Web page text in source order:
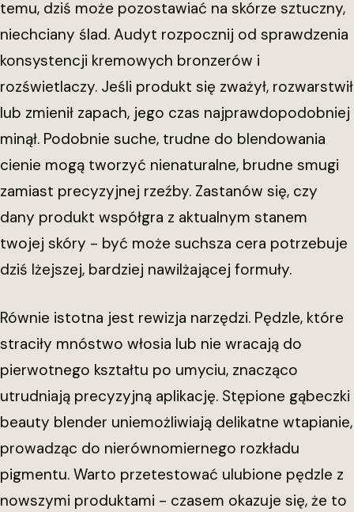
temu, dziś może pozostawiać na skórze sztuczny,
niechciany ślad. Audyt rozpocznij od sprawdzenia
konsystencji kremowych bronzerów i
rozświetlaczy. Jeśli produkt się zważył, rozwarstwił
lub zmienił zapach, jego czas najprawdopodobniej
minął. Podobnie suche, trudne do blendowania
cienie mogą tworzyć nienaturalne, brudne smugi
zamiast precyzyjnej rzeźby. Zastanów się, czy
dany produkt współgra z aktualnym stanem
twojej skóry - być może suchsza cera potrzebuje
dziś lżejszej, bardziej nawilżającej formuły.
Równie istotna jest rewizja narzędzi. Pędzle, które
straciły mnóstwo włosia lub nie wracają do
pierwotnego kształtu po umyciu, znacząco
utrudniają precyzyjną aplikację. Stępione gąbeczki
beauty blender uniemożliwiają delikatne wtapianie,
prowadząc do nierównomiernego rozkładu
pigmentu. Warto przetestować ulubione pędzle z
nowszymi produktami - czasem okazuje się, że to